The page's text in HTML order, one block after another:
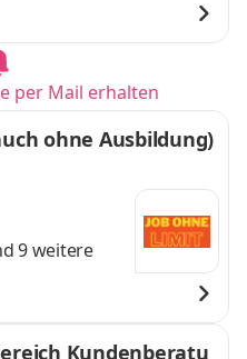
per Mail erhalten
ohne Ausbildung)
9 weitere
Kundenberatu